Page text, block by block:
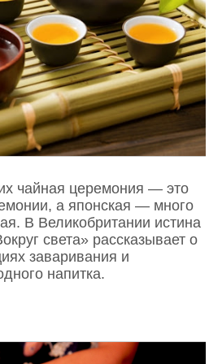
лучи уходящего
Hawkes)
чайная церемония — это
а японская — много
В Великобритании истина
света» рассказывает о
заваривания и
напитка.